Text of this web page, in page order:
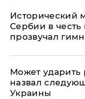
Исторический
Сербии в честь
прозвучал
Может ударить
назвал
Украины